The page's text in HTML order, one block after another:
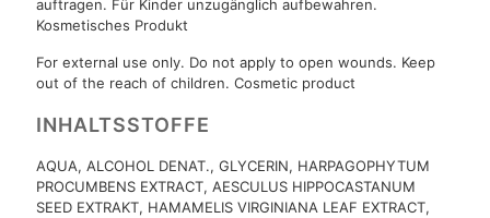
auftragen. Für Kinder unzugänglich aufbewahren.
Kosmetisches Produkt
For external use only. Do not apply to open wounds. Keep
out of the reach of children. Cosmetic product
INHALTSSTOFFE
AQUA, ALCOHOL DENAT., GLYCERIN, HARPAGOPHYTUM
PROCUMBENS EXTRACT, AESCULUS HIPPOCASTANUM
SEED EXTRAKT, HAMAMELIS VIRGINIANA LEAF EXTRACT,